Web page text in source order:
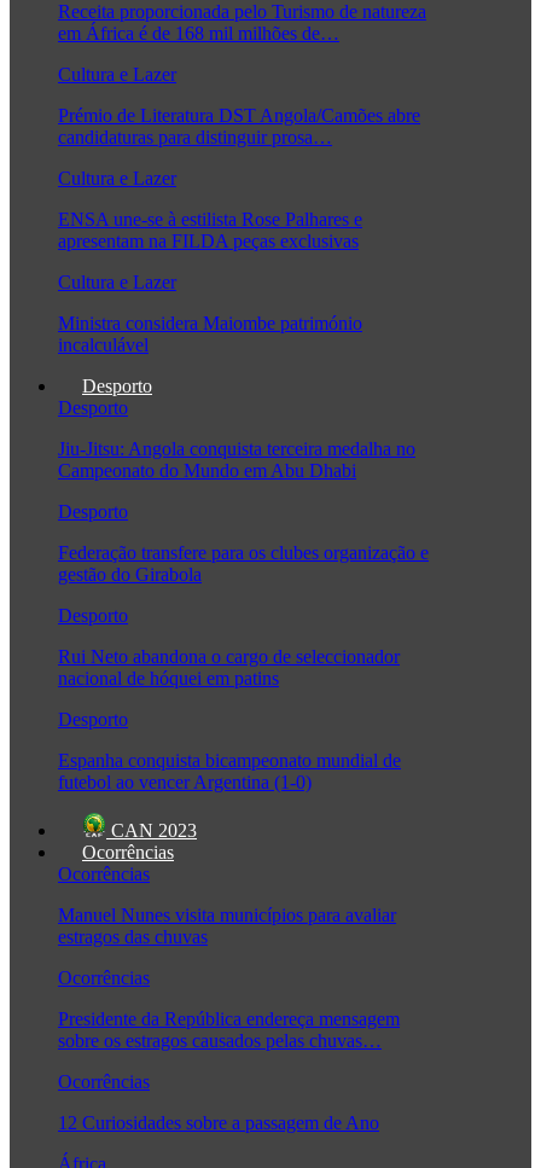
Receita proporcionada pelo Turismo de natureza
em África é de 168 mil milhões de…
Cultura e Lazer
Prémio de Literatura DST Angola/Camões abre
candidaturas para distinguir prosa…
Cultura e Lazer
ENSA une-se à estilista Rose Palhares e
apresentam na FILDA peças exclusivas
Cultura e Lazer
Ministra considera Maiombe património
incalculável
Desporto
Desporto
Jiu-Jitsu: Angola conquista terceira medalha no
Campeonato do Mundo em Abu Dhabi
Desporto
Federação transfere para os clubes organização e
gestão do Girabola
Desporto
Rui Neto abandona o cargo de seleccionador
nacional de hóquei em patins
Desporto
Espanha conquista bicampeonato mundial de
futebol ao vencer Argentina (1-0)
CAN 2023
Ocorrências
Ocorrências
Manuel Nunes visita municípios para avaliar
estragos das chuvas
Ocorrências
Presidente da República endereça mensagem
sobre os estragos causados pelas chuvas…
Ocorrências
12 Curiosidades sobre a passagem de Ano
África